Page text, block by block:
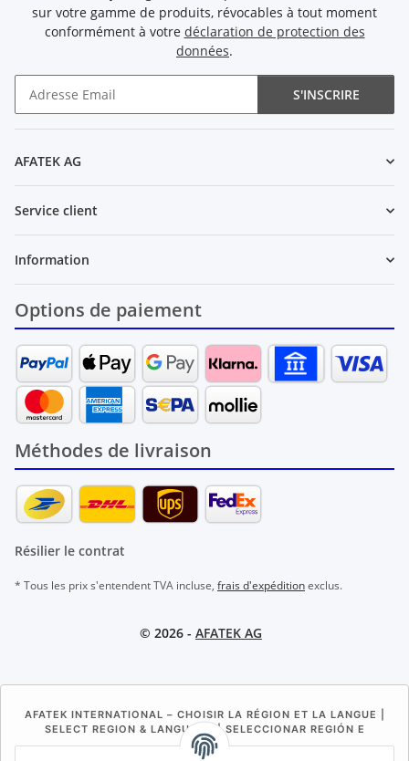
sur votre gamme de produits, révocables à tout moment
conformément à votre déclaration de protection des
données.
S'INSCRIRE
AFATEK AG
Service client
Information
Options de paiement
Méthodes de livraison
Résilier le contrat
* Tous les prix s'entendent TVA incluse, frais d'expéditionexclus.
© 2026 - AFATEK AG
AFATEK INTERNATIONAL – CHOISIR LA RÉGION ET LA LANGUE |
SELECT REGION & LANGUAGE | SELECCIONAR REGIÓN E
IDIOMA